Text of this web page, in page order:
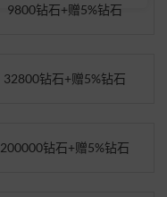
9800钻石+赠5%钻石
32800钻石+赠5%钻石
200000钻石+赠5%钻石